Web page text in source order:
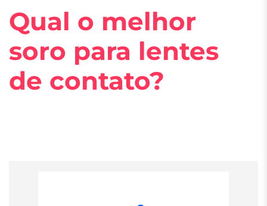
Qual o melhor
soro para lentes
de contato?